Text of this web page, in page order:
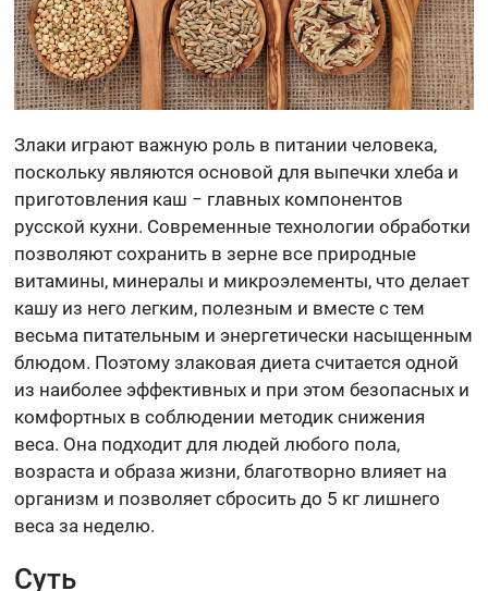
Злаки играют важную роль в питании человека,
поскольку являются основой для выпечки хлеба и
приготовления каш − главных компонентов
русской кухни. Современные технологии обработки
позволяют сохранить в зерне все природные
витамины, минералы и микроэлементы, что делает
кашу из него легким, полезным и вместе с тем
весьма питательным и энергетически насыщенным
блюдом. Поэтому злаковая диета считается одной
из наиболее эффективных и при этом безопасных и
комфортных в соблюдении методик снижения
веса. Она подходит для людей любого пола,
возраста и образа жизни, благотворно влияет на
организм и позволяет сбросить до 5 кг лишнего
веса за неделю.
Суть